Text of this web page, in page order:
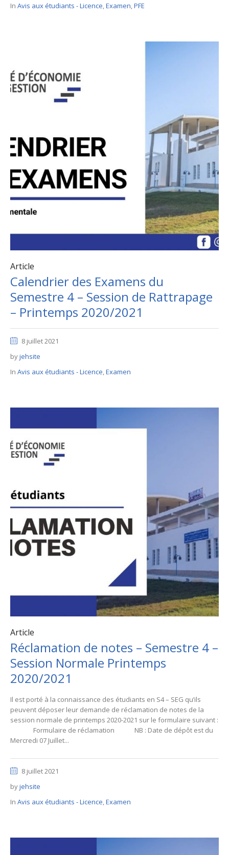
In Avis aux étudiants - Licence,Examen,PFE
Article
Calendrier des Examens du
Semestre 4 – Session de Rattrapage
– Printemps 2020/2021
8 juillet 2021
byjehsite
In Avis aux étudiants - Licence,Examen
Article
Réclamation de notes – Semestre 4 –
Session Normale Printemps
2020/2021
Il est porté à la connaissance des étudiants en S4 – SEG qu’ils
peuvent déposer leur demande de réclamation de notes de la
session normale de printemps 2020-2021 sur le formulaire suivant :
Formulaire de réclamation NB : Date de dépôt est du
Mercredi 07 Juillet...
8 juillet 2021
byjehsite
In Avis aux étudiants - Licence,Examen